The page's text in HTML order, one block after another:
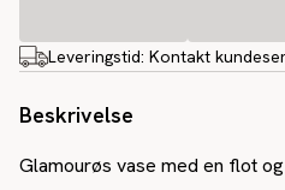
Leveringstid: Kontakt
Beskrivelse
Glamourøs vase med en flot